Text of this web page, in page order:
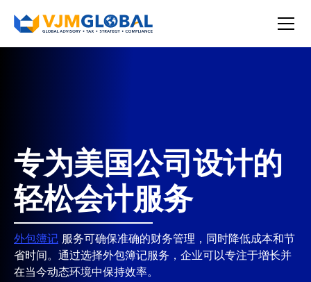
专为美国公司设计的
轻松会计服务
外包簿记 服务可确保准确的财务管理，同时降低成本和节
省时间。通过选择外包簿记服务，企业可以专注于增长并
在当今动态环境中保持效率。